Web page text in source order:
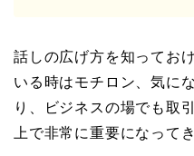
話しの広げ方を知ってお
いる時はモチロン、気に
り、ビジネスの場でも取
上で非常に重要になって